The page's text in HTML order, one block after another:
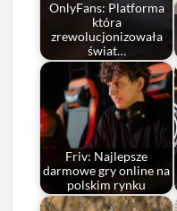
OnlyFans: Platforma
która
zrewolucjonizowała
świat…
Friv: Najlepsze
darmowe gry online na
polskim rynku